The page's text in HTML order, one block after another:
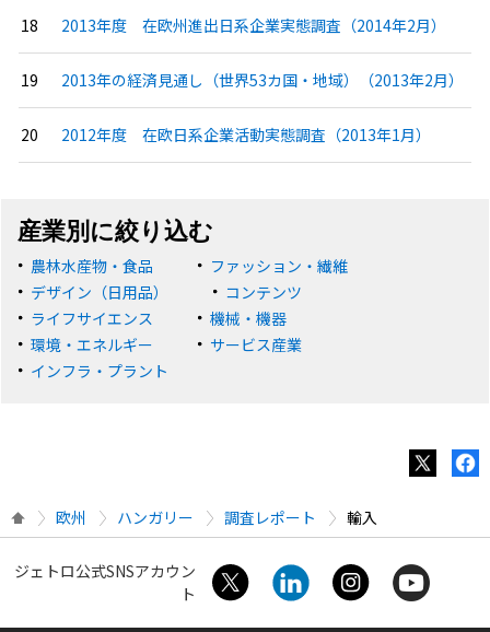
2013年度 在欧州進出日系企業実態調査（2014年2月）
2013年の経済見通し（世界53カ国・地域）（2013年2月）
2012年度 在欧日系企業活動実態調査（2013年1月）
産業別に絞り込む
農林水産物・食品
ファッション・繊維
デザイン（日用品）
コンテンツ
ライフサイエンス
機械・機器
環境・エネルギー
サービス産業
インフラ・プラント
欧州 ハンガリー 調査レポート 輸入
ジェトロ公式SNSアカウン
ト